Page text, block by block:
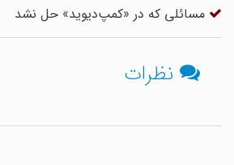
مسائلی که در «کمپ‌دیوید» حل نشد
نظرات